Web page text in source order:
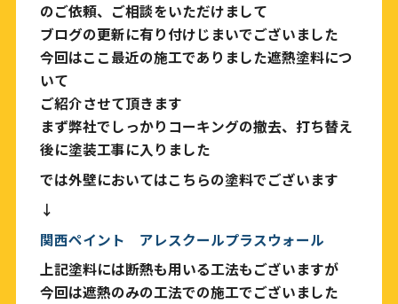
のご依頼、ご相談をいただけまして
ブログの更新に有り付けじまいでございました
今回はここ最近の施工でありました遮熱塗料につ
いて
ご紹介させて頂きます
まず弊社でしっかりコーキングの撤去、打ち替え
後に塗装工事に入りました
では外壁においてはこちらの塗料でございます
↓
関西ペイント アレスクールプラスウォール
上記塗料には断熱も用いる工法もございますが
今回は遮熱のみの工法での施工でございました